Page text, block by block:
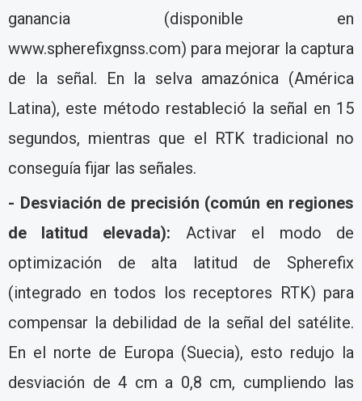
ganancia (disponible en
www.spherefixgnss.com) para mejorar la captura
de la señal. En la selva amazónica (América
Latina), este método restableció la señal en 15
segundos, mientras que el RTK tradicional no
conseguía fijar las señales.
- Desviación de precisión (común en regiones
de latitud elevada): Activar el modo de
optimización de alta latitud de Spherefix
(integrado en todos los receptores RTK) para
compensar la debilidad de la señal del satélite.
En el norte de Europa (Suecia), esto redujo la
desviación de 4 cm a 0,8 cm, cumpliendo las